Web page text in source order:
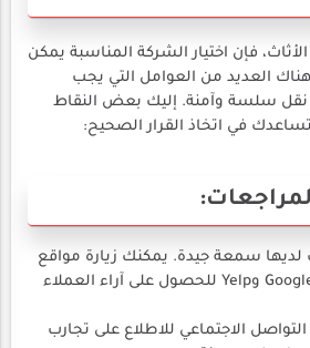
فإن اختيار الشركة المناسبة يمكن
العديد من العوامل التي يجب
نقل سلسة وآمنة. إليك بعض النقاط
في اتخاذ القرار الصحيح:
سمعة جيدة. يمكنك زيارة مواقع
المراجعات مثل Google وYelp للحصول على آراء العملاء
الاجتماعي للاطلاع على تجارب